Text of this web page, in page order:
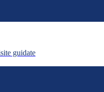
guidate